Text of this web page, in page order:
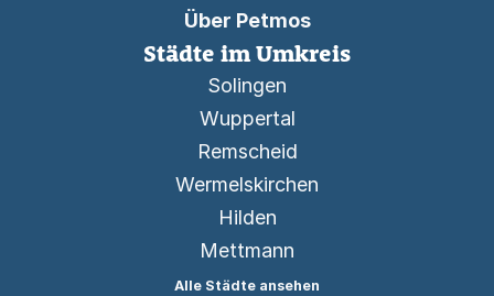
Über Petmos
Städte im Umkreis
Solingen
Wuppertal
Remscheid
Wermelskirchen
Hilden
Mettmann
Alle Städte ansehen